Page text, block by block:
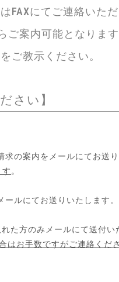
FAXにてご連絡いた
案内可能となります
ご教示ください。
さい】
の案内をメールにてお送り
。
ールにてお送りいたします。
た方のみメールにて送付い
はお手数ですがご連絡くだ